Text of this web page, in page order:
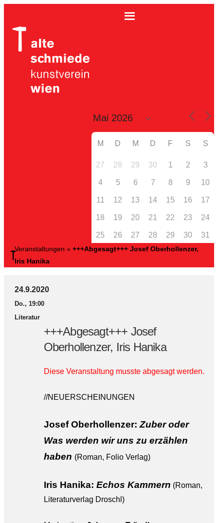
M D M D F S S
27 28 29 30 1 2 3
4 5 6 7 8 9 10
11 12 13 14 15 16 17
18 19 20 21 22 23 24
25 26 27 28 29 30 31
Veranstaltungen » +++Abgesagt+++ Josef Oberhollenzer,
Iris Hanika
24.9.2020
Do., 19:00
Literatur
+++Abgesagt+++ Josef
Oberhollenzer, Iris Hanika
Diese Veranstaltung musste abgesagt werden.
//NEUERSCHEINUNGEN
Josef Oberhollenzer:Zuber oder
Was werden wir uns zu erzählen
haben (Roman, Folio Verlag)
Iris Hanika: Echos Kammern (Roman,
Literaturverlag Droschl)